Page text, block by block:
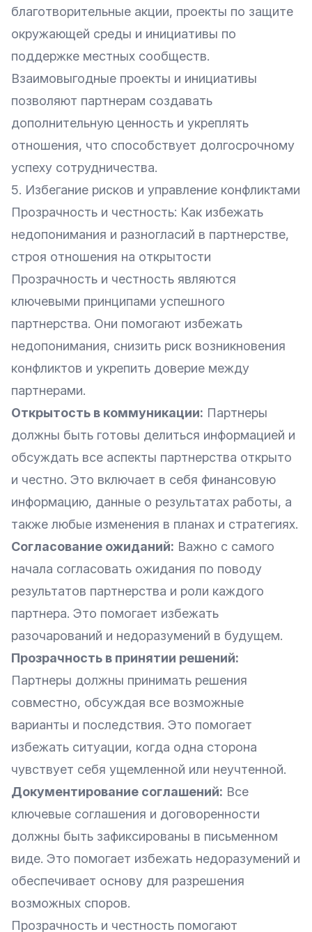
благотворительные акции, проекты по защите
окружающей среды и инициативы по
поддержке местных сообществ.
Взаимовыгодные проекты и инициативы
позволяют партнерам создавать
дополнительную ценность и укреплять
отношения, что способствует долгосрочному
успеху сотрудничества.
5. Избегание рисков и управление конфликтами
Прозрачность и честность: Как избежать
недопонимания и разногласий в партнерстве,
строя отношения на открытости
Прозрачность и честность являются
ключевыми принципами успешного
партнерства. Они помогают избежать
недопонимания, снизить риск возникновения
конфликтов и укрепить доверие между
партнерами.
Открытость в коммуникации: Партнеры
должны быть готовы делиться информацией и
обсуждать все аспекты партнерства открыто
и честно. Это включает в себя финансовую
информацию, данные о результатах работы, а
также любые изменения в планах и стратегиях.
Согласование ожиданий: Важно с самого
начала согласовать ожидания по поводу
результатов партнерства и роли каждого
партнера. Это помогает избежать
разочарований и недоразумений в будущем.
Прозрачность в принятии решений:
Партнеры должны принимать решения
совместно, обсуждая все возможные
варианты и последствия. Это помогает
избежать ситуации, когда одна сторона
чувствует себя ущемленной или неучтенной.
Документирование соглашений: Все
ключевые соглашения и договоренности
должны быть зафиксированы в письменном
виде. Это помогает избежать недоразумений и
обеспечивает основу для разрешения
возможных споров.
Прозрачность и честность помогают